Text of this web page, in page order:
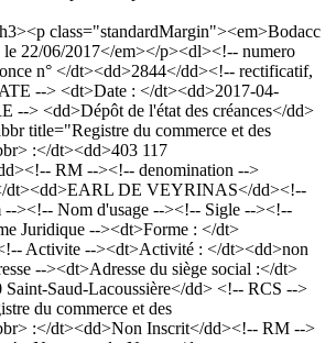
class="standardMargin"><em>Bodacc
le 22/06/2017</em></p><dl><!-- numero
n° </dt><dd>2844</dd><!-- rectificatif,
--> <dt>Date : </dt><dd>2017-04-
--> <dd>Dépôt de l'état des créances</dd>
title="Registre du commerce et des
:</dt><dd>403 117
RM --><!-- denomination -->
dt><dd>EARL DE VEYRINAS</dd><!--
><!-- Nom d'usage --><!-- Sigle --><!--
Juridique --><dt>Forme : </dt>
Activite --><dt>Activité : </dt><dd>non
--><dt>Adresse du siège social :</dt>
Saint-Saud-Lacoussière</dd> <!-- RCS -->
du commerce et des
:</dt><dd>Non Inscrit</dd><!-- RM -->